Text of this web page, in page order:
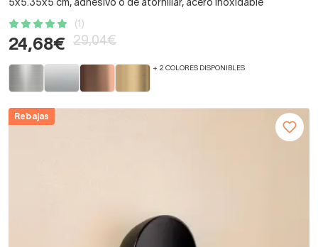
5x5.35x5 cm, adhesivo o de atornillar, acero inoxidable
(1)
24,68€ 29,04€
+ 2 COLORES DISPONIBLES
Rebajas